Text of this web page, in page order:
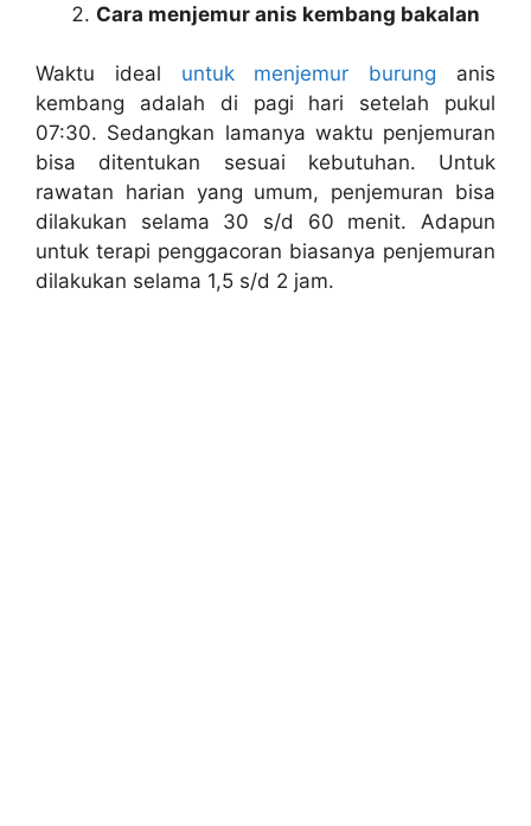
Cara menjemur anis kembang bakalan
Waktu ideal untuk menjemur burung anis
kembang adalah di pagi hari setelah pukul
07:30. Sedangkan lamanya waktu penjemuran
bisa ditentukan sesuai kebutuhan. Untuk
rawatan harian yang umum, penjemuran bisa
dilakukan selama 30 s/d 60 menit. Adapun
untuk terapi penggacoran biasanya penjemuran
dilakukan selama 1,5 s/d 2 jam.